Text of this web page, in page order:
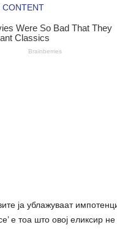
ја ублажуваат
е тоа што овој еликсир